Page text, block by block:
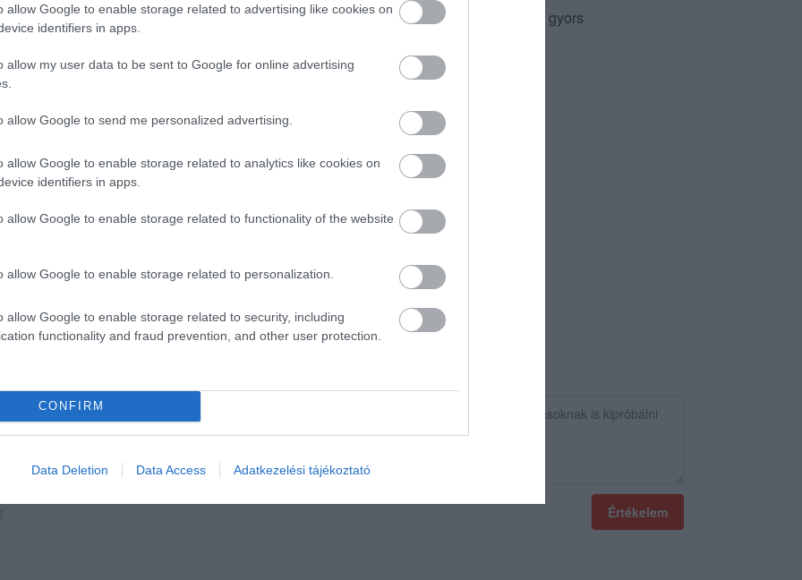
allow Google to enable storage related to advertising like cookies on
identifiers in apps.
allow my user data to be sent to Google for online advertising
allow Google to send me personalized advertising.
allow Google to enable storage related to analytics like cookies on
identifiers in apps.
allow Google to enable storage related to functionality of the website
allow Google to enable storage related to personalization.
allow Google to enable storage related to security, including
functionality and fraud prevention, and other user protection.
CONFIRM
Data Deletion Data Access Adatkezelési tájékoztató
finomak és minőségiek! Nagyon jól éreztük magunkat, köszönjük szépen a kedves és gyors
hely. Nagyon jól éreztük magunkat párommal :)
Értékelem